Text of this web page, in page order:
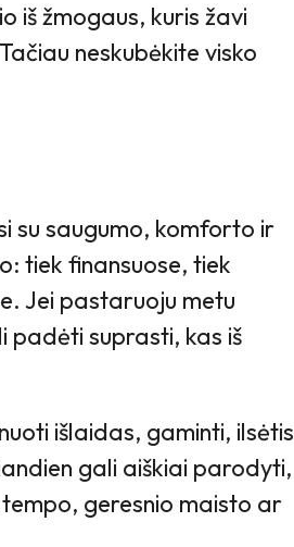
iš žmogaus, kuris žavi
neskubėkite visko
su saugumo, komforto ir
tiek finansuose, tiek
Jei pastaruoju metu
padėti suprasti, kas iš
išlaidas, gaminti, ilsėtis
gali aiškiai parodyti,
geresnio maisto ar